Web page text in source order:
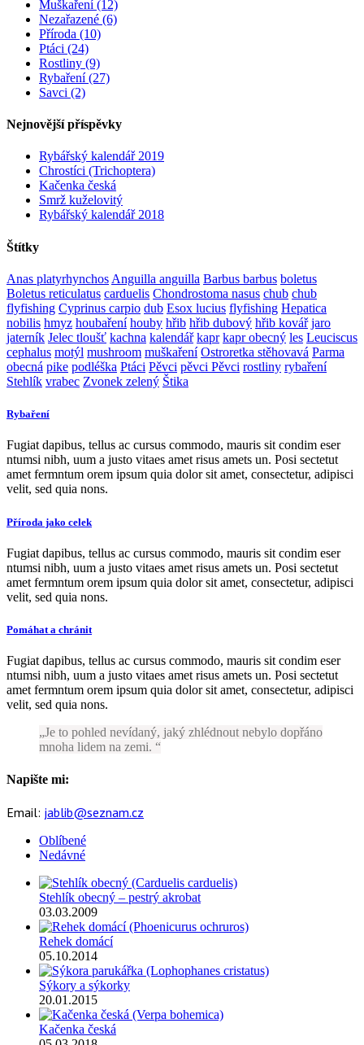
Muškaření (12)
Nezařazené (6)
Příroda (10)
Ptáci (24)
Rostliny (9)
Rybaření (27)
Savci (2)
Nejnovější příspěvky
Rybářský kalendář 2019
Chrostíci (Trichoptera)
Kačenka česká
Smrž kuželovitý
Rybářský kalendář 2018
Štítky
Anas platyrhynchos Anguilla anguilla Barbus barbus boletus
Boletus reticulatus carduelis Chondrostoma nasus chub chub
flyfishing Cyprinus carpio dub Esox lucius flyfishing Hepatica
nobilis hmyz houbaření houby hřib hřib dubový hřib kovář jaro
jaterník Jelec tloušť kachna kalendář kapr kapr obecný les Leuciscus
cephalus motýl mushroom muškaření Ostroretka stěhovavá Parma
obecná pike podléška Ptáci Pěvci pěvci Pěvci rostliny rybaření
Stehlík vrabec Zvonek zelený Štika
Rybaření
Fugiat dapibus, tellus ac cursus commodo, mauris sit condim eser
ntumsi nibh, uum a justo vitaes amet risus amets un. Posi sectetut
amet fermntum orem ipsum quia dolor sit amet, consectetur, adipisci
velit, sed quia nons.
Příroda jako celek
Fugiat dapibus, tellus ac cursus commodo, mauris sit condim eser
ntumsi nibh, uum a justo vitaes amet risus amets un. Posi sectetut
amet fermntum orem ipsum quia dolor sit amet, consectetur, adipisci
velit, sed quia nons.
Pomáhat a chránit
Fugiat dapibus, tellus ac cursus commodo, mauris sit condim eser
ntumsi nibh, uum a justo vitaes amet risus amets un. Posi sectetut
amet fermntum orem ipsum quia dolor sit amet, consectetur, adipisci
velit, sed quia nons.
Je to pohled nevídaný, jaký zhlédnout nebylo dopřáno
mnoha lidem na zemi.
Napište mi:
Email: jablib@seznam.cz
Oblíbené
Nedávné
Stehlík obecný – pestrý akrobat
03.03.2009
Rehek domácí
05.10.2014
Sýkory a sýkorky
20.01.2015
Kačenka česká